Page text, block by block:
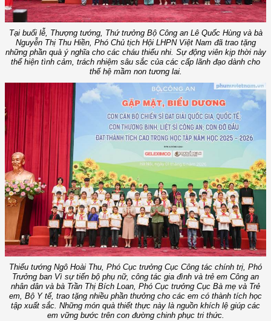
Tại buổi lễ, Thượng tướng, Thứ trưởng Bộ Công an Lê Quốc Hùng và bà
Nguyễn Thị Thu Hiền, Phó Chủ tịch Hội LHPN Việt Nam đã trao tặng
những phần quà ý nghĩa cho các cháu thiếu nhi. Sự động viên kịp thời này
thể hiện tình cảm, trách nhiệm sâu sắc của các cấp lãnh đạo dành cho
thế hệ mầm non tương lai.
Thiếu tướng Ngô Hoài Thu, Phó Cục trưởng Cục Công tác chính trị, Phó
Trưởng ban Vì sự tiến bộ phụ nữ, công tác gia đình và trẻ em Công an
nhân dân và bà Trần Thị Bích Loan, Phó Cục trưởng Cục Bà mẹ và Trẻ
em, Bộ Y tế, trao tặng nhiều phần thưởng cho các em có thành tích học
tập xuất sắc. Những món quà thiết thực này là nguồn khích lệ giúp các
em vững bước trên con đường chinh phục tri thức.